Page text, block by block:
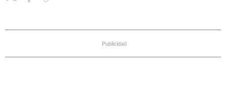
Publicidad